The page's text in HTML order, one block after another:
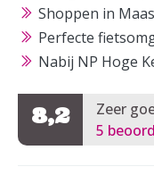
Shoppen in
Perfecte
Nabij NP Hoge
8,2
Zeer
5